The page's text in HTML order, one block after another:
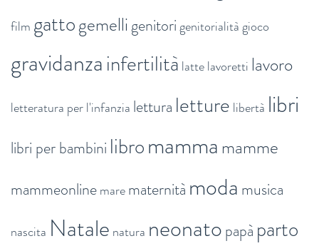
film gattogemelligenitorigenitorialitàgioco
gravidanzainfertilità lattelavoretti lavoro
letteratura per l'infanzia lettura letture libertà libri
libri per bambini libromamma mamme
mammeonlinemarematernità moda musica
nascita Natale natura neonatopapà parto